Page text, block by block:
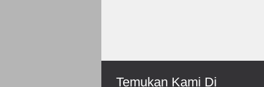
Temukan Kami Di